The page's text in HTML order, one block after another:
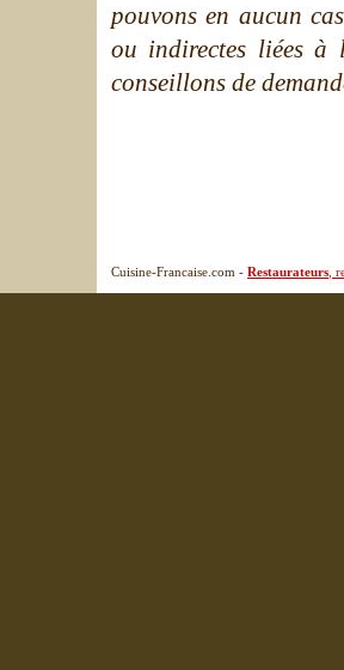
pouvons en aucun
ou indirectes liées à
conseillons de
Cuisine-Francaise.com - Restaurateurs ,